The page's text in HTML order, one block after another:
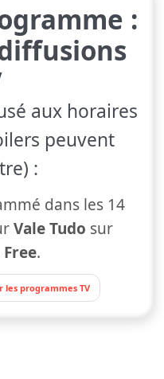
:
aux horaires
peuvent
:
dans les 14
Vale Tudo sur
.
les programmes TV